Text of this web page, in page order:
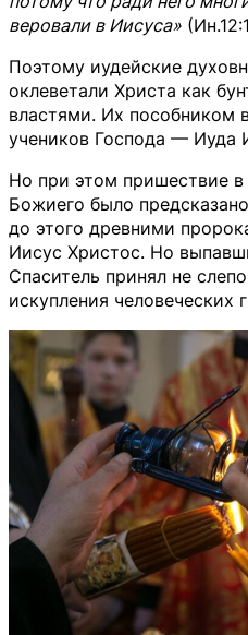
веровали в Иисуса»
Поэтому иудейские
оклеветали Христа как
властями. Их пособником
учеников Господа — Иуда
Но при этом пришествие
Божиего было
до этого древними
Иисус Христос. Но
Спаситель принял не
искупления человеческих